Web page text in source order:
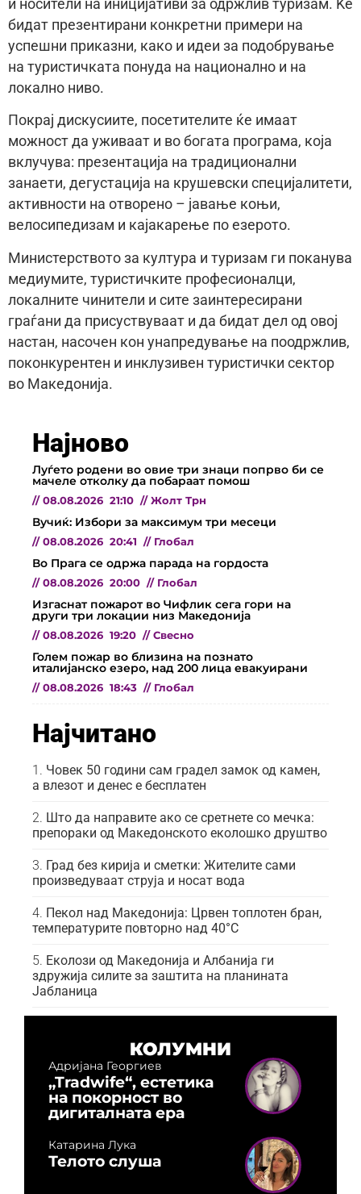
и носители на иницијативи за одржлив туризам. Ќе
бидат презентирани конкретни примери на
успешни приказни, како и идеи за подобрување
на туристичката понуда на национално и на
локално ниво.
Покрај дискусиите, посетителите ќе имаат
можност да уживаат и во богата програма, која
вклучува: презентација на традиционални
занаети, дегустација на крушевски специјалитети,
активности на отворено – јавање коњи,
велосипедизам и кајакарење по езерото.
Министерството за култура и туризам ги поканува
медиумите, туристичките професионалци,
локалните чинители и сите заинтересирани
граѓани да присуствуваат и да бидат дел од овој
настан, насочен кон унапредување на поодржлив,
поконкурентен и инклузивен туристички сектор
во Македонија.
Најново
Луѓето родени во овие три знаци попрво би се
мачеле отколку да побараат помош
// 08.08.2026 21:10 // Жолт Трн
Вучиќ: Избори за максимум три месеци
// 08.08.2026 20:41 // Глобал
Во Прага се одржа парада на гордоста
// 08.08.2026 20:00 // Глобал
Изгаснат пожарот во Чифлик сега гори на
други три локации низ Македонија
// 08.08.2026 19:20 // Свесно
Голем пожар во близина на познато
италијанско езеро, над 200 лица евакуирани
// 08.08.2026 18:43 // Глобал
Најчитано
Човек 50 години сам градел замок од камен,
а влезот и денес е бесплатен
Што да направите ако се сретнете со мечка:
препораки од Македонското еколошко друштво
Град без кирија и сметки: Жителите сами
произведуваат струја и носат вода
Пекол над Македонија: Црвен топлотен бран,
температурите повторно над 40°C
Еколози од Македонија и Албанија ги
здружија силите за заштита на планината
Јабланица
КОЛУМНИ
Адријана Георгиев
„Tradwife“, естетика
на покорност во
дигиталната ера
Катарина Лука
Телото слуша